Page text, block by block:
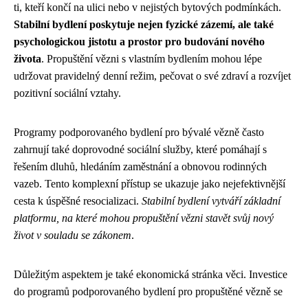
ti, kteří končí na ulici nebo v nejistých bytových podmínkách.
Stabilní bydlení poskytuje nejen fyzické zázemí, ale také
psychologickou jistotu a prostor pro budování nového
života. Propuštění vězni s vlastním bydlením mohou lépe
udržovat pravidelný denní režim, pečovat o své zdraví a rozvíjet
pozitivní sociální vztahy.
Programy podporovaného bydlení pro bývalé vězně často
zahrnují také doprovodné sociální služby, které pomáhají s
řešením dluhů, hledáním zaměstnání a obnovou rodinných
vazeb. Tento komplexní přístup se ukazuje jako nejefektivnější
cesta k úspěšné resocializaci. Stabilní bydlení vytváří základní
platformu, na které mohou propuštění vězni stavět svůj nový
život v souladu se zákonem.
Důležitým aspektem je také ekonomická stránka věci. Investice
do programů podporovaného bydlení pro propuštěné vězně se